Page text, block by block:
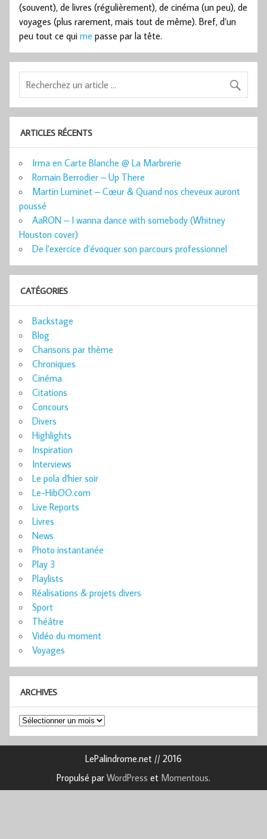
(souvent), de livres (régulièrement), de cinéma (un peu), de
voyages (plus rarement, mais tout de même). Bref, d’un
peu tout ce qui me passe par la tête.
ARTICLES RÉCENTS
Irma en Carte Blanche @ La Marbrerie
Romain Berrodier – Up There
Martin Luminet – Cœur & Quand nos cheveux auront
poussé
AaRON – I wanna dance with somebody (Whitney
Houston cover)
De l’exercice d’évoquer son parcours professionnel
CATÉGORIES
Backstage
Blog
Chansons par thème
Chroniques
Cinéma
Citations
Concours
Divers
Highlights
Inspiration
Interviews
Le pola d'hier soir
Le-HibOO.com
Live Reports
Livres
News
Photo instantanée
Play 3
Playlists
Réalisations & projets divers
Sport
Théâtre
Vidéo du moment
Voyages
ARCHIVES
Archives
LePalindrome.net // 2016
Propulsé par WordPress et Momentous.